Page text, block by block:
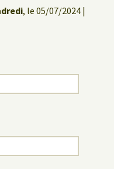
, le 05/07/2024 |